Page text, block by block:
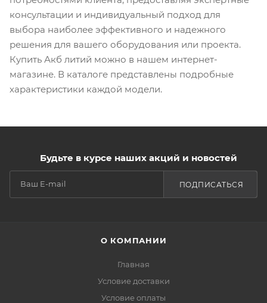
консультации и индивидуальный подход для
выбора наиболее эффективного и надежного
решения для вашего оборудования или проекта.
Купить Акб литий можно в нашем интернет-
магазине. В каталоге представлены подробные
характеристики каждой модели.
Будьте в курсе наших акций и новостей
ПОДПИСАТЬСЯ
О КОМПАНИИ
Главная
Условие доставки
Условие оплаты